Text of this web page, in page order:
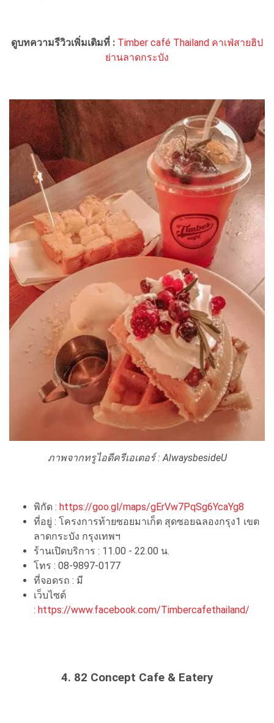
ดูบทความรีวิวเพิ่มเติมที่ : Timber café Thailand คาเฟ่สายฮิป
ย่านลาดกระบัง
ภาพจากทรูไอดีครีเอเตอร์ : AlwaysbesideU
พิกัด : https://goo.gl/maps/gErVw7PqSg6YcaYg8
ที่อยู่ : โครงการท้ายซอยมาเก็ต สุดซอยฉลองกรุง1 เขต
ลาดกระบัง กรุงเทพฯ
ร้านเปิดบริการ : 11.00 - 22.00 น.
โทร : 08-9897-0177
ที่จอดรถ : มี
เว็บไซต์
: https://www.facebook.com/Timbercafethailand/
4. 82 Concept Cafe & Eatery